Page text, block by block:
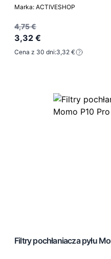
Marka: ACTIVESHOP
4,75 €
3,32 €
Cena z 30 dni:3,32 €
Filtry pochłaniacza pyłu